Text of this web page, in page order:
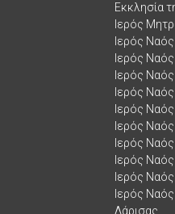
Εκκλησία
Ιερός
Ιερός
Ιερός
Ιερός
Ιερός
Ιερός
Ιερός
Ιερός
Ιερός
Ιερός
Ιερός
Λάρισας